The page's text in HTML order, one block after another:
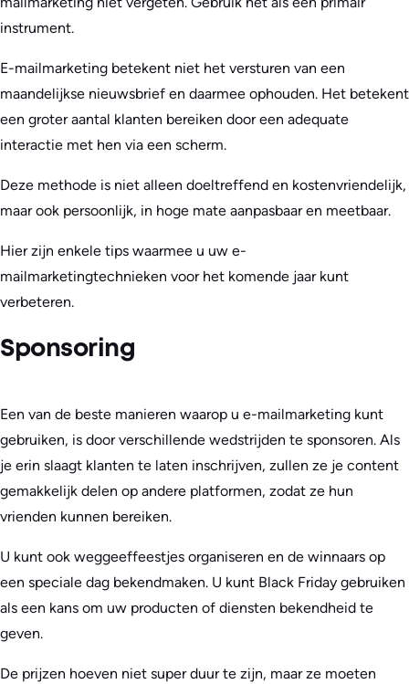
instrument.
E-mailmarketing betekent niet het versturen van een
maandelijkse nieuwsbrief en daarmee ophouden. Het betekent
een groter aantal klanten bereiken door een adequate
interactie met hen via een scherm.
Deze methode is niet alleen doeltreffend en kostenvriendelijk,
maar ook persoonlijk, in hoge mate aanpasbaar en meetbaar.
Hier zijn enkele tips waarmee u uw e-
mailmarketingtechnieken voor het komende jaar kunt
verbeteren.
Sponsoring
Een van de beste manieren waarop u e-mailmarketing kunt
gebruiken, is door verschillende wedstrijden te sponsoren. Als
je erin slaagt klanten te laten inschrijven, zullen ze je content
gemakkelijk delen op andere platformen, zodat ze hun
vrienden kunnen bereiken.
U kunt ook weggeeffeestjes organiseren en de winnaars op
een speciale dag bekendmaken. U kunt Black Friday gebruiken
als een kans om uw producten of diensten bekendheid te
geven.
De prijzen hoeven niet super duur te zijn, maar ze moeten